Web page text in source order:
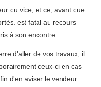
du vice, et ce, avant que
est fatal au recours
à son encontre.
d'aller de vos travaux, il
ceux-ci en cas
d'en aviser le vendeur.